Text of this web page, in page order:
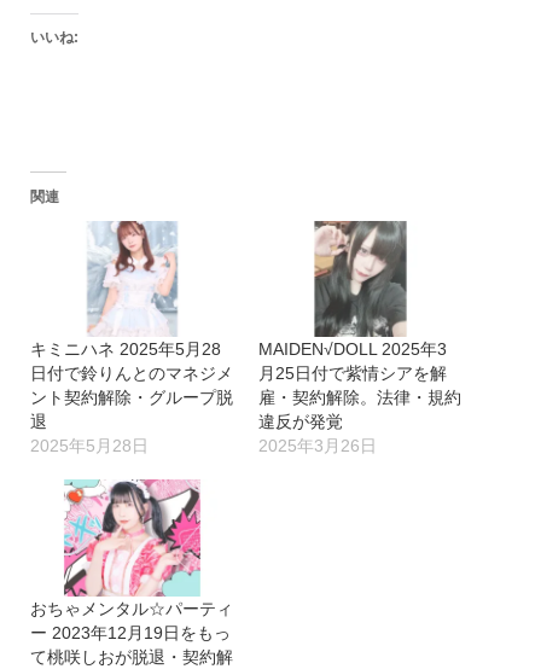
いいね:
関連
キミニハネ 2025年5月28
日付で鈴りんとのマネジメ
ント契約解除・グループ脱
退
2025年5月28日
MAIDEN√DOLL 2025年3
月25日付で紫情シアを解
雇・契約解除。法律・規約
違反が発覚
2025年3月26日
おちゃメンタル☆パーティ
ー 2023年12月19日をもっ
て桃咲しおが脱退・契約解